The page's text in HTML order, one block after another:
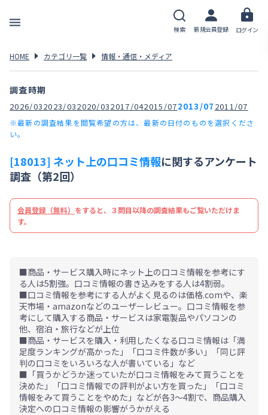
検索 新規会員登録 ログイン
HOME カテゴリ一覧 情報・通信・メディア
調査時期
2026/032023/032020/032017/042015/072013/07 2011/07
※最新の調査結果を閲覧希望の方は、最新の日付のものを選択くださ
い。
[18013] ネット上の口コミ情報に関するアンケート
調査（第2回）
会員登録（無料） をすると、３問目以降の調査結果もご覧いただけま
す。
■商品・サービス購入時にネット上の口コミ情報を参考にす
る人は5割強。口コミ情報の書き込みをする人は4割弱。
■口コミ情報を参考にする人がよく見るのは価格.comや、楽
天市場・amazonなどのユーザーレビュー。口コミ情報を参
考にして購入する商品・サービスは家電製品やパソコンの
他、宿泊・旅行などが上位
■商品・サービスを購入・利用したくなる口コミ情報は「満
足度ランキングが高かった」「口コミ件数が多い」「同じ評
判の口コミをいろいろな人が書いている」など
■「買うかどうか迷っていたが口コミ情報をみて買うことを
決めた」「口コミ情報での評判がよい方を買った」「口コミ
情報をみて買うことをやめた」などが各3～4割で、商品購入
決定への口コミ情報の影響がうかがえる